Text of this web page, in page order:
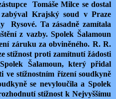
Tomáše Milce se dostal
Krajský soud v Praze
Rysové. Ta zásadně zamítala
z vazby. Spolek Šalamoun
záruku za obviněného. R. R.
stížnost proti zamítnutí žádosti
Šalamoun, který přidal
ve stížnostním řízení soudkyně
se nevyloučila a Spolek
stížnost k Nejvyššímu